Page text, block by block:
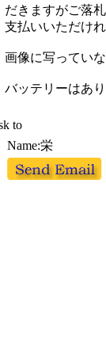
だきますがご落
支払いいただけ
画像に写ってい
バッテリーはあ
to
Name:栄